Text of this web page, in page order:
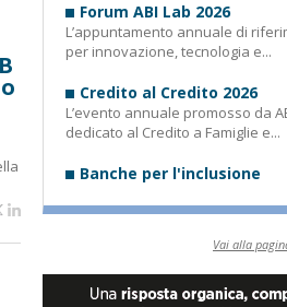
Forum ABI Lab 2026
L’appuntamento annuale di
per innovazione, tecnologia e...
Credito al Credito 2026
L’evento annuale promosso da
dedicato al Credito a Famiglie e...
Banche per l'inclusione
Vai alla